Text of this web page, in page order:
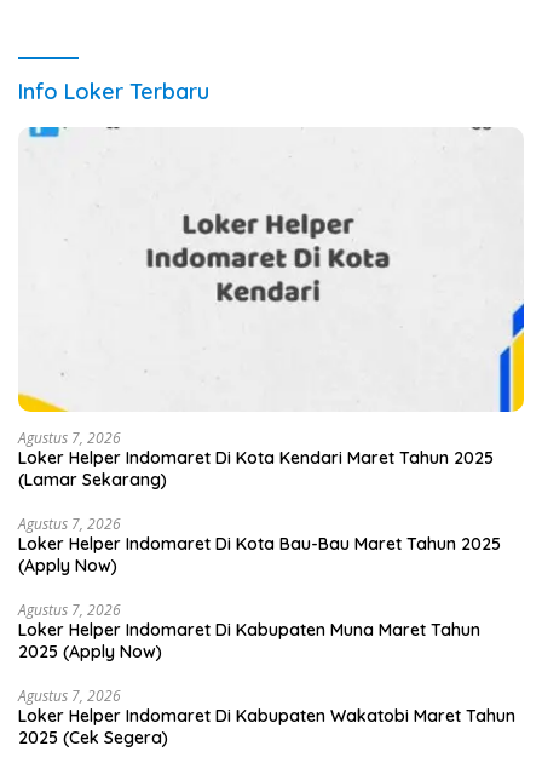
Info Loker Terbaru
Agustus 7, 2026
Loker Helper Indomaret Di Kota Kendari Maret Tahun 2025
(Lamar Sekarang)
Agustus 7, 2026
Loker Helper Indomaret Di Kota Bau-Bau Maret Tahun 2025
(Apply Now)
Agustus 7, 2026
Loker Helper Indomaret Di Kabupaten Muna Maret Tahun
2025 (Apply Now)
Agustus 7, 2026
Loker Helper Indomaret Di Kabupaten Wakatobi Maret Tahun
2025 (Cek Segera)